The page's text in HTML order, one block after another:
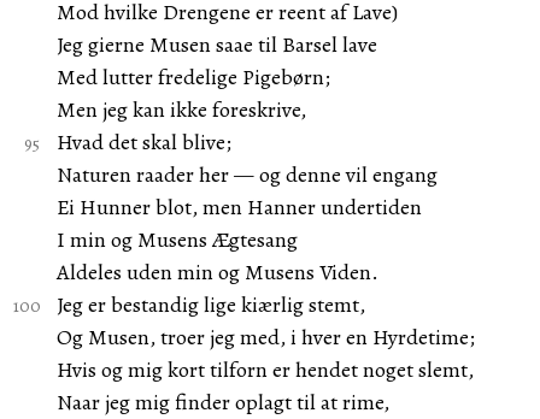
Mod hvilke Drengene er reent af Lave)
Jeg gierne Musen saae til Barsel lave
Med lutter fredelige Pigebørn;
Men jeg kan ikke foreskrive,
Hvad det skal blive;
Naturen raader her — og denne vil engang
Ei Hunner blot, men Hanner undertiden
I min og Musens Ægtesang
Aldeles uden min og Musens Viden.
Jeg er bestandig lige kiærlig stemt,
Og Musen, troer jeg med, i hver en Hyrdetime;
Hvis og mig kort tilforn er hendet noget slemt,
Naar jeg mig finder oplagt til at rime,